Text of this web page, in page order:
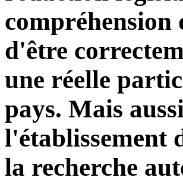
compréhension
d'être
une réelle
pays. Mais
l'établissement
la recherche